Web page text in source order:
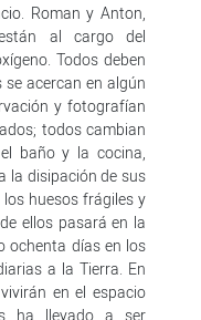
Roman y Anton,
al cargo del
Todos deben
acercan en algún
y fotografían
todos cambian
baño y la cocina,
la disipación de sus
huesos frágiles y
ellos pasará en la
ochenta días en los
a la Tierra. En
en el espacio
ha llevado a ser